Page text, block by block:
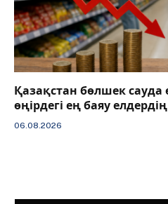
Қазақстан бөлшек
өңірдегі ең баяу
06.08.2026